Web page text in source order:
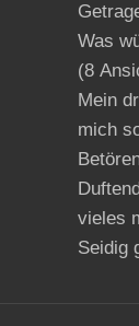
Was
(8
Mein
mich
vieles
Seidig